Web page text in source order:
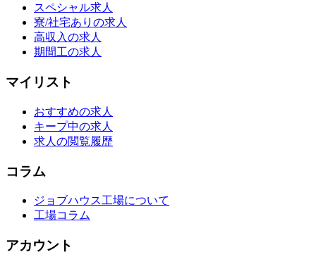
スペシャル求人
寮/社宅ありの求人
高収入の求人
期間工の求人
マイリスト
おすすめの求人
キープ中の求人
求人の閲覧履歴
コラム
ジョブハウス工場について
工場コラム
アカウント